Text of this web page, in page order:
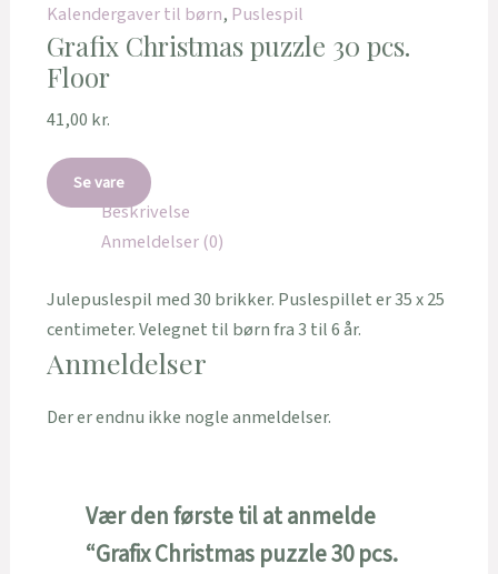
Kalendergaver til børn, Puslespil
Grafix Christmas puzzle 30 pcs.
Floor
41,00 kr.
Se vare
Beskrivelse
Anmeldelser (0)
Julepuslespil med 30 brikker. Puslespillet er 35 x 25
centimeter. Velegnet til børn fra 3 til 6 år.
Anmeldelser
Der er endnu ikke nogle anmeldelser.
Vær den første til at anmelde
“Grafix Christmas puzzle 30 pcs.